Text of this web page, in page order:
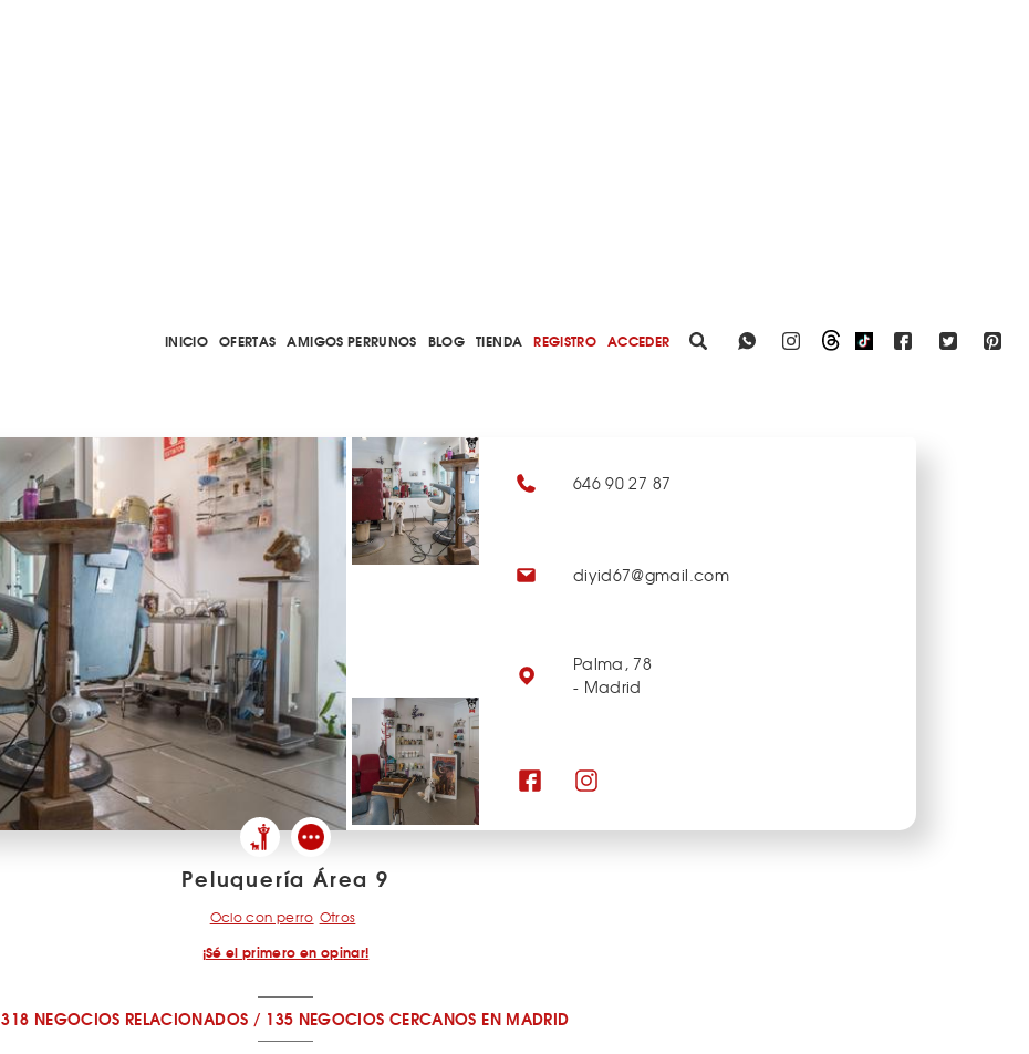
INICIO OFERTAS AMIGOS PERRUNOS BLOG TIENDA REGISTRO ACCEDER
646 90 27 87
diyid67@gmail.com
Palma, 78
- Madrid
Peluquería Área 9
Ocio con perro Otros
¡Sé el primero en opinar!
318 NEGOCIOS RELACIONADOS / 135 NEGOCIOS CERCANOS EN MADRID